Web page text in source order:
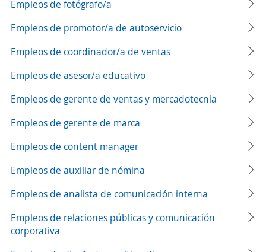
Empleos de fotógrafo/a
Empleos de promotor/a de autoservicio
Empleos de coordinador/a de ventas
Empleos de asesor/a educativo
Empleos de gerente de ventas y mercadotecnia
Empleos de gerente de marca
Empleos de content manager
Empleos de auxiliar de nómina
Empleos de analista de comunicación interna
Empleos de relaciones públicas y comunicación
corporativa